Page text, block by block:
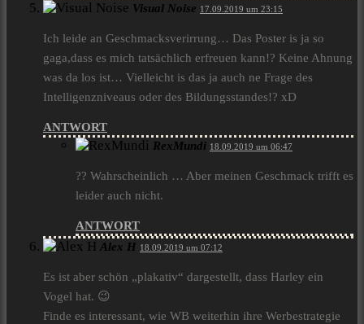
Visual Noise 17.09.2019 um 23:15
Ich leide an Geschmacksverirrung… Das Poster is ja so
gaga,dass es mich tatsächlich erfreuen kann!? Keine Ahnung
was da los ist… Vielleicht is das ja auch ne Frage des
Intelligenzniveaus oder des Bildungsstandes!? xD
ANTWORT
RexMundi 18.09.2019 um 06:47
?? Wahrscheinlich … Aber meinen Geschmack trifft es
leider auch nicht.
ANTWORT
Alex H 18.09.2019 um 07:12
Es ist aber schön „plakativ“ dargestellt, dass Harley ein
Vogel hat. 😉
Finde es interessant, wie WB weiterhin ihre Werbestrategie